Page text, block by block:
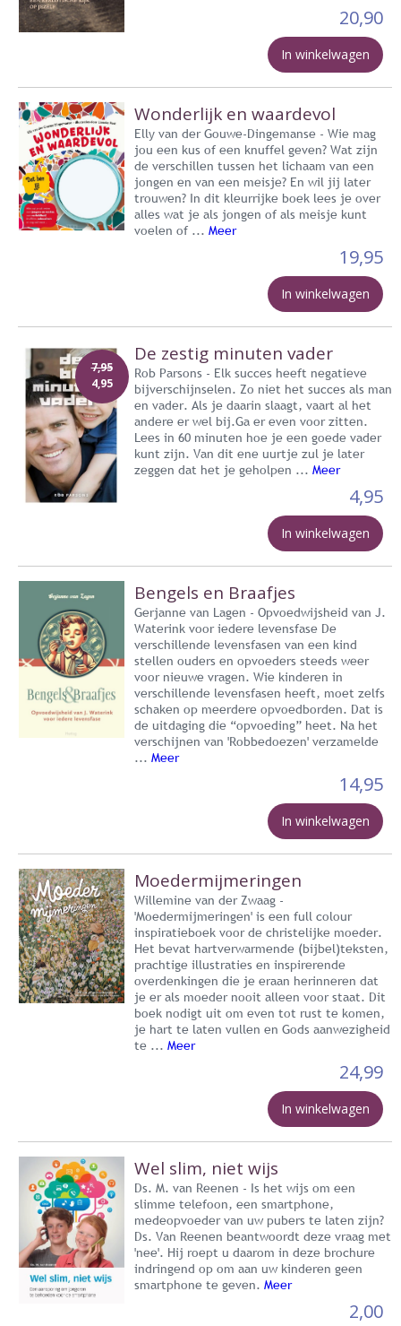
20,90
In winkelwagen
Wonderlijk en waardevol
Elly van der Gouwe-Dingemanse - Wie mag
jou een kus of een knuffel geven? Wat zijn
de verschillen tussen het lichaam van een
jongen en van een meisje? En wil jij later
trouwen? In dit kleurrijke boek lees je over
alles wat je als jongen of als meisje kunt
voelen of ... Meer
19,95
In winkelwagen
7,95
4,95
De zestig minuten vader
Rob Parsons - Elk succes heeft negatieve
bijverschijnselen. Zo niet het succes als man
en vader. Als je daarin slaagt, vaart al het
andere er wel bij.Ga er even voor zitten.
Lees in 60 minuten hoe je een goede vader
kunt zijn. Van dit ene uurtje zul je later
zeggen dat het je geholpen ... Meer
4,95
In winkelwagen
Bengels en Braafjes
Gerjanne van Lagen - Opvoedwijsheid van J.
Waterink voor iedere levensfase De
verschillende levensfasen van een kind
stellen ouders en opvoeders steeds weer
voor nieuwe vragen. Wie kinderen in
verschillende levensfasen heeft, moet zelfs
schaken op meerdere opvoedborden. Dat is
de uitdaging die “opvoeding” heet. Na het
verschijnen van 'Robbedoezen' verzamelde
... Meer
14,95
In winkelwagen
Moedermijmeringen
Willemine van der Zwaag -
'Moedermijmeringen' is een full colour
inspiratieboek voor de christelijke moeder.
Het bevat hartverwarmende (bijbel)teksten,
prachtige illustraties en inspirerende
overdenkingen die je eraan herinneren dat
je er als moeder nooit alleen voor staat. Dit
boek nodigt uit om even tot rust te komen,
je hart te laten vullen en Gods aanwezigheid
te ... Meer
24,99
In winkelwagen
Wel slim, niet wijs
Ds. M. van Reenen - Is het wijs om een
slimme telefoon, een smartphone,
medeopvoeder van uw pubers te laten zijn?
Ds. Van Reenen beantwoordt deze vraag met
'nee'. Hij roept u daarom in deze brochure
indringend op om aan uw kinderen geen
smartphone te geven. Meer
2,00